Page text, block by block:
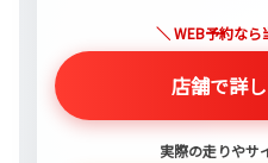
＼ WEB予約なら
店舗で詳
実際の走りやサ